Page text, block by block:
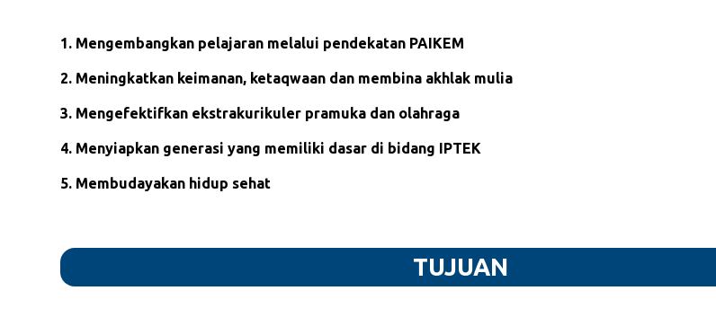
1. Mengembangkan pelajaran melalui pendekatan PAIKEM
2. Meningkatkan keimanan, ketaqwaan dan membina akhlak mulia
3. Mengefektifkan ekstrakurikuler pramuka dan olahraga
4. Menyiapkan generasi yang memiliki dasar di bidang IPTEK
5. Membudayakan hidup sehat
TUJUAN